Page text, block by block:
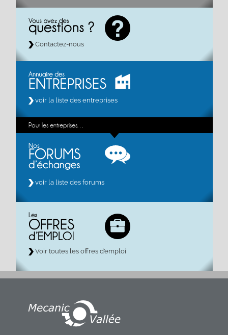
Contactez-nous
voir la liste des entreprises
Pour les entreprises…
voir la liste des forums
Voir toutes les offres d’emploi